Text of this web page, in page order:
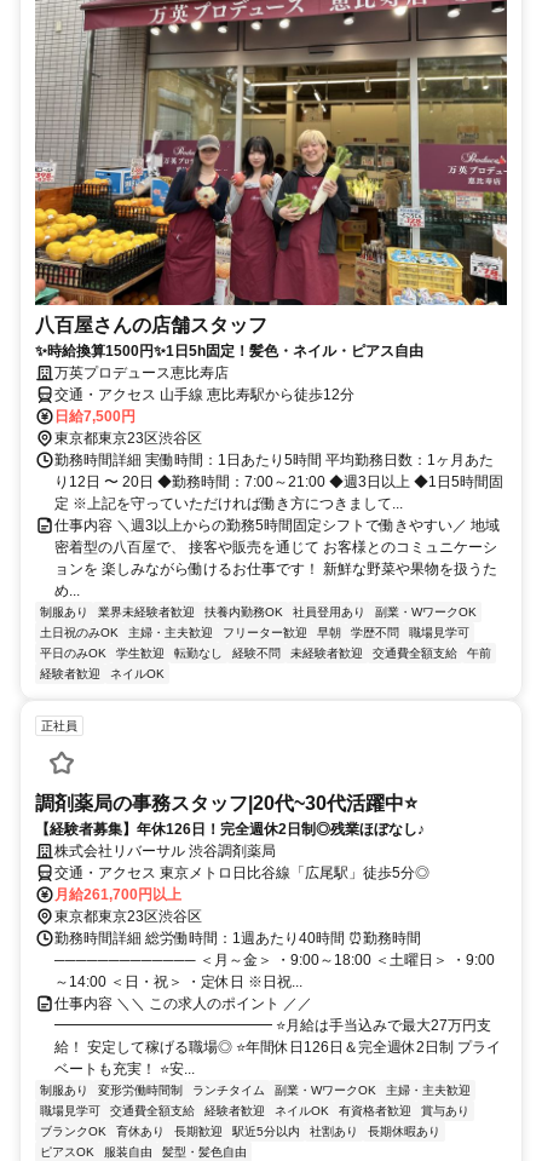
八百屋さんの店舗スタッフ
✨時給換算1500円✨1日5h固定！髪色・ネイル・ピアス自由
万英プロデュース恵比寿店
交通・アクセス 山手線 恵比寿駅から徒歩12分
日給7,500円
東京都東京23区渋谷区
勤務時間詳細 実働時間：1日あたり5時間 平均勤務日数：1ヶ月あた
り12日 〜 20日 ◆勤務時間：7:00～21:00 ◆週3日以上 ◆1日5時間固
定 ※上記を守っていただければ働き方につきまして...
仕事内容 ＼週3以上からの勤務5時間固定シフトで働きやすい／ 地域
密着型の八百屋で、 接客や販売を通じて お客様とのコミュニケーシ
ョンを 楽しみながら働けるお仕事です！ 新鮮な野菜や果物を扱うた
め...
制服あり 業界未経験者歓迎 扶養内勤務OK 社員登用あり
副業・WワークOK
土日祝のみOK
主婦・主夫歓迎 フリーター歓迎 早朝 学歴不問
職場見学可
平日のみOK
学生歓迎 転勤なし 経験不問 未経験者歓迎 交通費全額支給
午前
経験者歓迎
ネイルOK
正社員
調剤薬局の事務スタッフ|20代~30代活躍中⭐
【経験者募集】年休126日！完全週休2日制◎残業ほぼなし♪
株式会社リバーサル 渋谷調剤薬局
交通・アクセス 東京メトロ日比谷線「広尾駅」徒歩5分◎
月給261,700円以上
東京都東京23区渋谷区
勤務時間詳細 総労働時間：1週あたり40時間 ⏰勤務時間
───────────── ＜月～金＞ ・9:00～18:00 ＜土曜日＞ ・9:00
～14:00 ＜日・祝＞ ・定休日 ※日祝...
仕事内容 ＼＼ この求人のポイント ／／
━━━━━━━━━━━━━━━ ⭐月給は手当込みで最大27万円支
給！ 安定して稼げる職場◎ ⭐年間休日126日＆完全週休2日制 プライ
ベートも充実！ ⭐安...
制服あり 変形労働時間制 ランチタイム 副業・WワークOK
主婦・主夫歓迎
職場見学可
交通費全額支給 経験者歓迎 ネイルOK 有資格者歓迎
賞与あり
ブランクOK
育休あり 長期歓迎 駅近5分以内 社割あり
長期休暇あり
ピアスOK
服装自由 髪型・髪色自由